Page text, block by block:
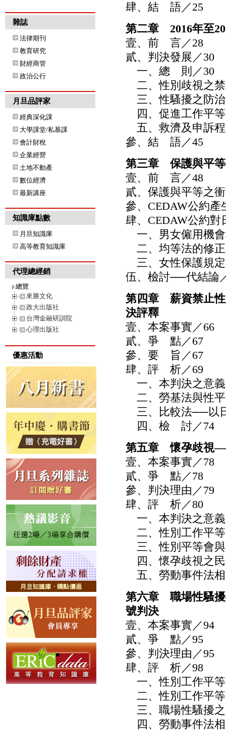
雜誌
法律期刊
教育研究
財經商管
政治公行
月旦品評家
經典深化課
大學課堂/私慕課
會計財稅
企業經營
土地不動產
數位經濟
最新講座
知識庫點數
月旦知識庫
高等教育知識庫
代理總經銷
總覽
來勝文化
政大出版社
台灣金融研訓院
心理出版社
優惠活動
肆、結 語／25
第二章 2016年至
壹、前 言／28
貳、判決發展／30
一、總 則／30
二、性別歧視之
三、性騷擾之防
四、促進工作平
五、救濟及申訴
參、結 語／45
第三章 保護與平
壹、前 言／48
貳、保護與平等之
參、CEDAW公約產
肆、CEDAW公約對
一、男女僱用機
二、均等法的修
三、女性保護規
伍、檢討──代結論
第四章 薪資禁止
決評釋
壹、本案事實／66
貳、爭 點／67
參、要 旨／67
肆、評 析／69
一、本判決之意
二、勞基法與性
三、比較法──以
四、檢 討／74
第五章 懷孕歧視
壹、本案事實／78
貳、爭 點／78
參、判決理由／79
肆、評 析／80
一、本判決之意
二、性別工作平
三、性別平等會
四、懷孕歧視之
五、勞動事件法
第六章 職場性騷擾
號判決
壹、本案事實／94
貳、爭 點／95
參、判決理由／95
肆、評 析／98
一、性別工作平
二、性別工作平
三、職場性騷擾
四、勞動事件法